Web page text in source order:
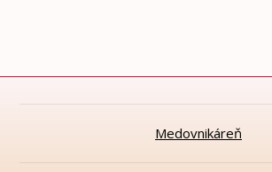
Medovnikáreň